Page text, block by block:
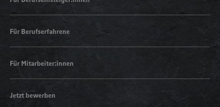
Für Berufserfahrene
Für Mitarbeiter:innen
Jetzt bewerben